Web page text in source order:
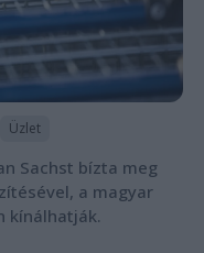
Üzlet
Sachst bízta meg
a magyar
kínálhatják.